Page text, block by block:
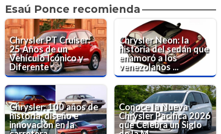
Esaú Ponce recomienda
Chrysler PT Cruiser:
25 Años de un
Vehículo Icónico y
Diferente
Chrysler Neon: la
historia del sedán que
enamoró a los
venezolanos ...
Chrysler: 100 años de
historia, diseño e
innovación en la
Conoce la Nueva
Chrysler Pacifica 2026
que Celebra un Siglo